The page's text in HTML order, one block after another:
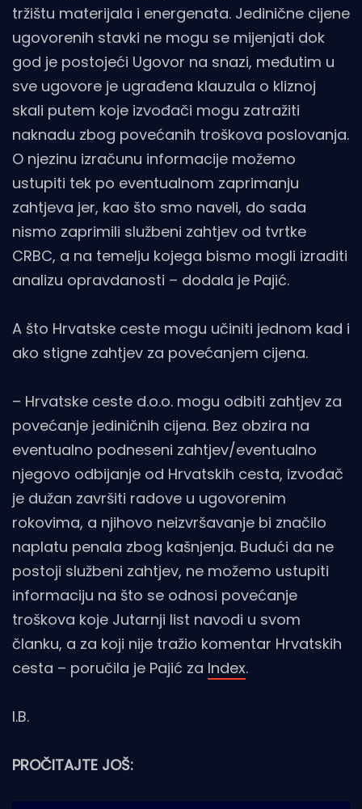
tržištu materijala i energenata. Jedinične cijene
ugovorenih stavki ne mogu se mijenjati dok
god je postojeći Ugovor na snazi, međutim u
sve ugovore je ugrađena klauzula o kliznoj
skali putem koje izvođači mogu zatražiti
naknadu zbog povećanih troškova poslovanja.
O njezinu izračunu informacije možemo
ustupiti tek po eventualnom zaprimanju
zahtjeva jer, kao što smo naveli, do sada
nismo zaprimili službeni zahtjev od tvrtke
CRBC, a na temelju kojega bismo mogli izraditi
analizu opravdanosti – dodala je Pajić.
A što Hrvatske ceste mogu učiniti jednom kad i
ako stigne zahtjev za povećanjem cijena.
– Hrvatske ceste d.o.o. mogu odbiti zahtjev za
povećanje jediničnih cijena. Bez obzira na
eventualno podneseni zahtjev/eventualno
njegovo odbijanje od Hrvatskih cesta, izvođač
je dužan završiti radove u ugovorenim
rokovima, a njihovo neizvršavanje bi značilo
naplatu penala zbog kašnjenja. Budući da ne
postoji službeni zahtjev, ne možemo ustupiti
informaciju na što se odnosi povećanje
troškova koje Jutarnji list navodi u svom
članku, a za koji nije tražio komentar Hrvatskih
cesta – poručila je Pajić za Index.
I.B.
PROČITAJTE JOŠ: